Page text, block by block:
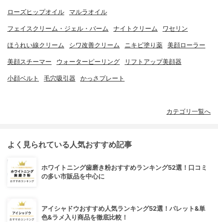
ローズヒップオイル マルラオイル
フェイスクリーム・ジェル・バーム ナイトクリーム ワセリン
ほうれい線クリーム シワ改善クリーム ニキビ塗り薬 美顔ローラー
美顔スチーマー ウォーターピーリング リフトアップ美顔器
小顔ベルト 毛穴吸引器 かっさプレート
カテゴリ一覧へ
よく見られている人気おすすめ記事
ホワイトニング歯磨き粉おすすめランキング52選！口コミ
の多い市販品を中心に
アイシャドウおすすめ人気ランキング52選！パレット&単
色&ラメ入り商品を徹底比較！